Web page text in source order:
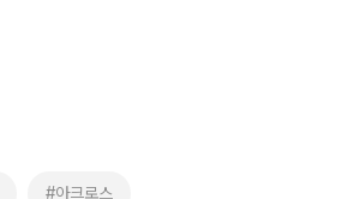
#아크로스